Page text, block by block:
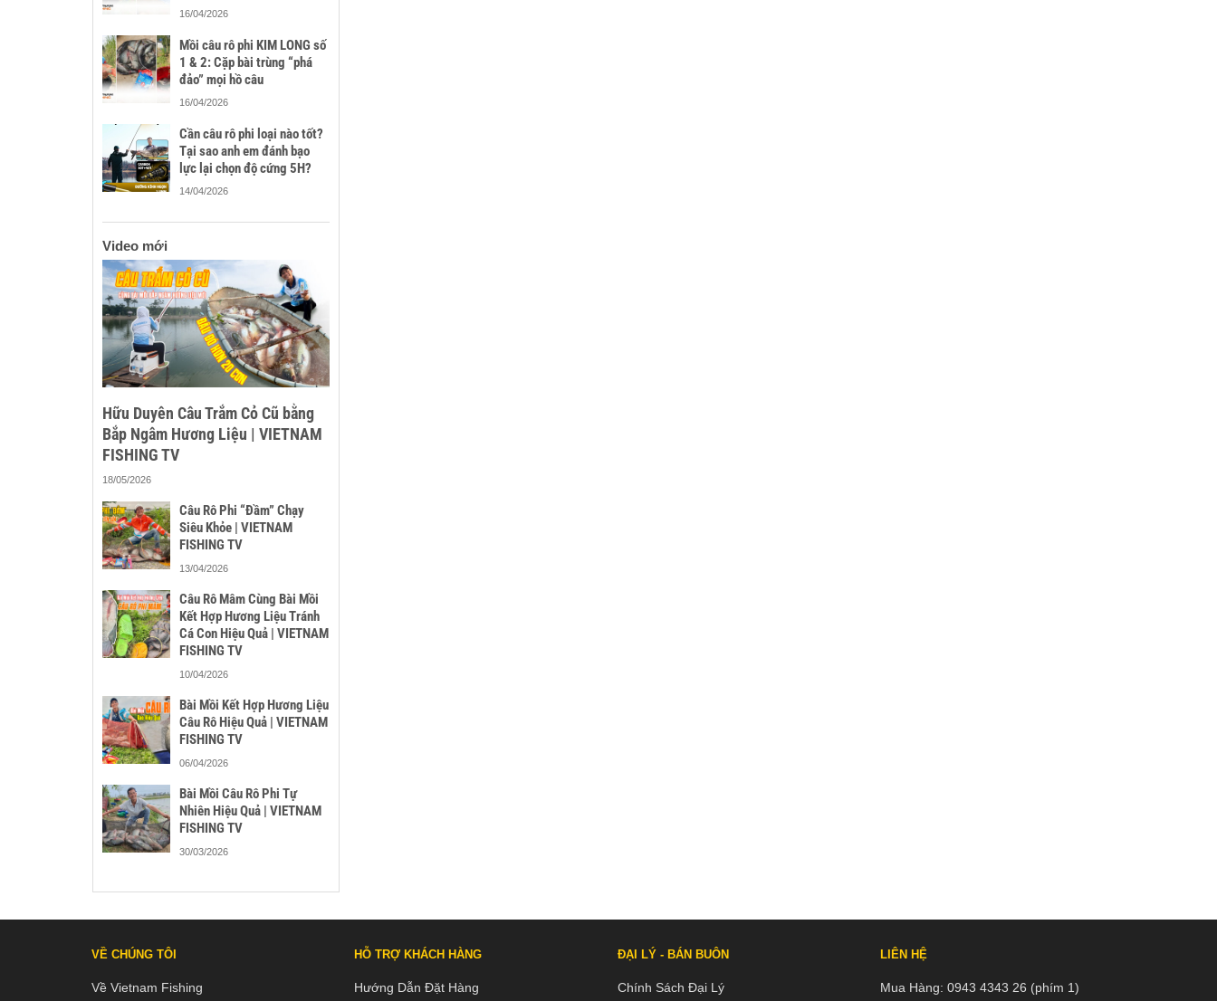
16/04/2026
Mồi câu rô phi KIM LONG số
1 & 2: Cặp bài trùng “phá
đảo” mọi hồ câu
16/04/2026
Cần câu rô phi loại nào tốt?
Tại sao anh em đánh bạo
lực lại chọn độ cứng 5H?
14/04/2026
Video mới
Hữu Duyên Câu Trắm Cỏ Cũ bằng
Bắp Ngâm Hương Liệu | VIETNAM
FISHING TV
18/05/2026
Câu Rô Phi “Đầm” Chạy
Siêu Khỏe | VIETNAM
FISHING TV
13/04/2026
Câu Rô Mâm Cùng Bài Mồi
Kết Hợp Hương Liệu Tránh
Cá Con Hiệu Quả | VIETNAM
FISHING TV
10/04/2026
Bài Mồi Kết Hợp Hương Liệu
Câu Rô Hiệu Quả | VIETNAM
FISHING TV
06/04/2026
Bài Mồi Câu Rô Phi Tự
Nhiên Hiệu Quả | VIETNAM
FISHING TV
30/03/2026
VỀ CHÚNG TÔI
Về Vietnam Fishing
HỖ TRỢ KHÁCH HÀNG
Hướng Dẫn Đặt Hàng
ĐẠI LÝ - BÁN BUÔN
Chính Sách Đại Lý
LIÊN HỆ
Mua Hàng:0943 4343 26 (phím 1)